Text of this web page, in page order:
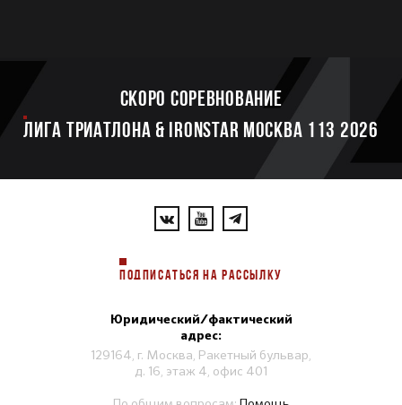
Скоро соревнование
ЛИГА ТРИАТЛОНА & IRONSTAR МОСКВА 113 2026
ПОДПИСАТЬСЯ НА РАССЫЛКУ
Юридический/фактический
адрес:
129164, г. Москва, Ракетный бульвар,
д. 16, этаж 4, офис 401